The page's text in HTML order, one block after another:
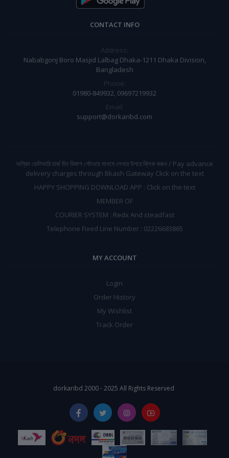
CONTACT INFO
Address:
Nababgonj Boro Masjid Lalbag Dhaka-1211 Dhaka Division,
Bangladesh
Phone:
01980-849932, 09697219932
Email:
support@dorkaribd.com
অগ্রিম ডেলিভারি চার্জ দিন বিকাশ গেটওয়ে মাধমে লেখার উপরে ক্লিক করুন / Pay advance
delivery charges through Bkash Gateway Click on the text
HAPPY SHOPPING DOWNLOAD APP : Click on the text
MEMBER OF
COURIER SYSTEM : Redx And steadfast
Telephone Fixed Line Number : 02226683865
MY ACCOUNT
Login
Order History
My Wishlist
Track Order
dorkaribd 2000 - 2025 All Rights Reserved